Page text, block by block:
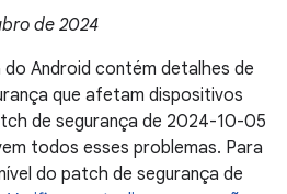
de 2024
Android contém detalhes de
que afetam dispositivos
de segurança de 2024-10-05
todos esses problemas. Para
do patch de segurança de